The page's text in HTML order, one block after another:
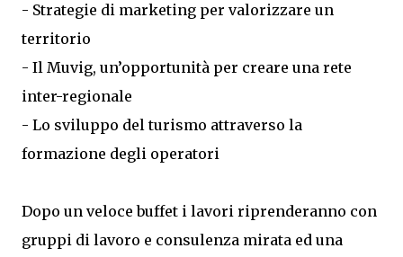
- Strategie di marketing per valorizzare un
territorio
- Il Muvig, un’opportunità per creare una rete
inter-regionale
- Lo sviluppo del turismo attraverso la
formazione degli operatori
Dopo un veloce buffet i lavori riprenderanno con
gruppi di lavoro e consulenza mirata ed una